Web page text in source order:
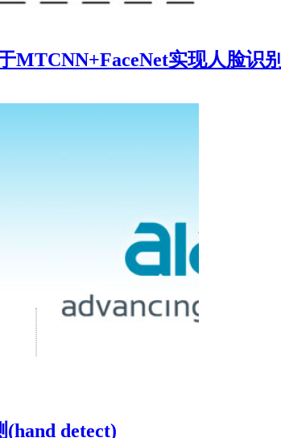
MTCNN+FaceNet实现人脸识别
detect)